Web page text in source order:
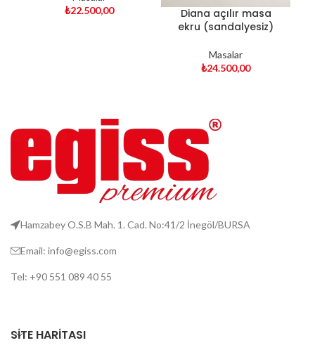
₺22.500,00
Diana açılır masa
ekru (sandalyesiz)
Masalar
₺24.500,00
Hamzabey O.S.B Mah. 1. Cad. No:41/2 İnegöl/BURSA
Email: info@egiss.com
Tel: +90 551 089 40 55
SITE HARITASI